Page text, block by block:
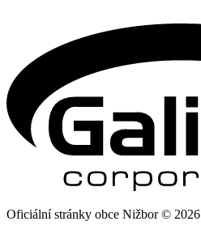
Oficiální stránky obce Nižbor © 2026